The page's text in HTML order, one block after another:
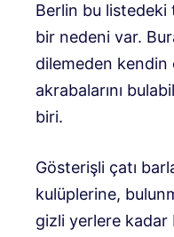
Berlin bu listedeki
bir nedeni var.
dilemeden kendin
akrabalarını
biri.
Gösterişli çatı
kulüplerine,
gizli yerlere kadar